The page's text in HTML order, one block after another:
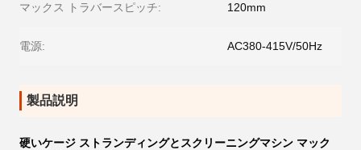
マックス トラバースピッチ: 120mm
電源: AC380-415V/50Hz
製品説明
硬いケージ ストランディングとスクリーニングマシン マック